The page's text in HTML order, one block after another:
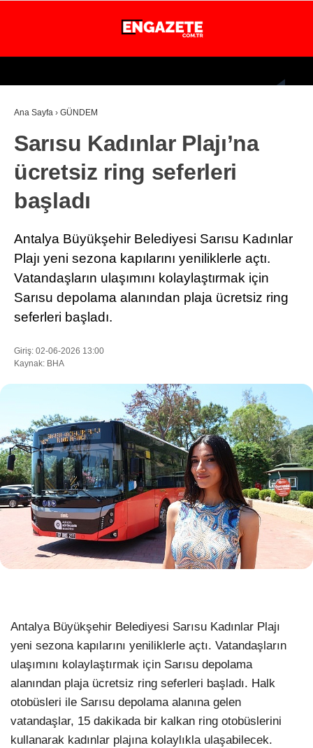
Facebook
Instagram
Youtube
26.1
İSTANBUL
GÜNDEM
EKONOMİ
DÜNYA
MAGAZİN
SAĞLIK
TEKNOLOJİ
EĞİTİM
Ana Sayfa › GÜNDEM
Sarısu Kadınlar Plajı’na
ücretsiz ring seferleri
başladı
Antalya Büyükşehir Belediyesi Sarısu Kadınlar
Plajı yeni sezona kapılarını yeniliklerle açtı.
Vatandaşların ulaşımını kolaylaştırmak için
Sarısu depolama alanından plaja ücretsiz ring
seferleri başladı.
Giriş: 02-06-2026 13:00
Kaynak: BHA
Antalya Büyükşehir Belediyesi Sarısu Kadınlar Plajı
yeni sezona kapılarını yeniliklerle açtı. Vatandaşların
ulaşımını kolaylaştırmak için Sarısu depolama
alanından plaja ücretsiz ring seferleri başladı. Halk
otobüsleri ile Sarısu depolama alanına gelen
vatandaşlar, 15 dakikada bir kalkan ring otobüslerini
kullanarak kadınlar plajına kolaylıkla ulaşabilecek.